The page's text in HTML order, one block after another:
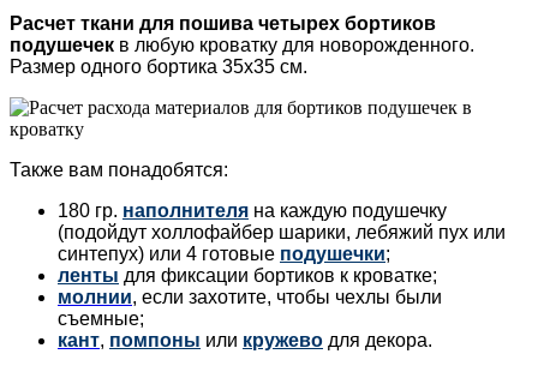
Расчет ткани для пошива четырех бортиков
подушечек в любую кроватку для новорожденного.
Размер одного бортика 35х35 см.
Также вам понадобятся:
180 гр. наполнителя на каждую подушечку
(подойдут холлофайбер шарики, лебяжий пух или
синтепух) или 4 готовые подушечки;
ленты для фиксации бортиков к кроватке;
молнии, если захотите, чтобы чехлы были
съемные;
кант, помпоны или кружево для декора.